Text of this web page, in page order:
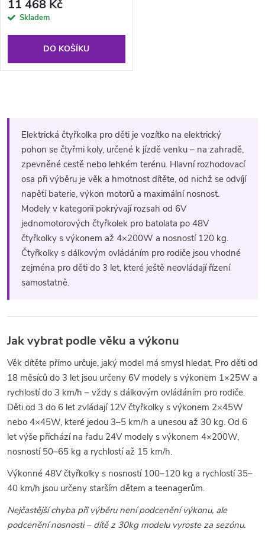
11 468 Kč
Skladem
DO KOŠÍKU
p
r
v
k
y
v
ý
p
i
s
u
Elektrická čtyřkolka pro děti je vozítko na elektrický
pohon se čtyřmi koly, určené k jízdě venku – na zahradě,
zpevněné cestě nebo lehkém terénu. Hlavní rozhodovací
osa při výběru je věk a hmotnost dítěte, od nichž se odvíjí
napětí baterie, výkon motorů a maximální nosnost.
Modely v kategorii pokrývají rozsah od 6V
jednomotorových čtyřkolek pro batolata po 48V
čtyřkolky s výkonem až 4×200W a nosností 120 kg.
Čtyřkolky s dálkovým ovládáním pro rodiče jsou vhodné
zejména pro děti do 3 let, které ještě neovládají řízení
samostatně.
Jak vybrat podle věku a výkonu
Věk dítěte přímo určuje, jaký model má smysl hledat. Pro děti od
18 měsíců do 3 let jsou určeny 6V modely s výkonem 1×25W a
rychlostí do 3 km/h – vždy s dálkovým ovládáním pro rodiče.
Děti od 3 do 6 let zvládají 12V čtyřkolky s výkonem 2×45W
nebo 4×45W, které jedou 3–5 km/h a unesou až 30 kg. Od 6
let výše přichází na řadu 24V modely s výkonem 4×200W,
nosností 50–65 kg a rychlostí až 15 km/h.
Výkonné 48V čtyřkolky s nosností 100–120 kg a rychlostí 35–
40 km/h jsou určeny starším dětem a teenagerům.
Nejčastější chyba při výběru není podcenění výkonu, ale
podcenění nosnosti – dítě z 30kg modelu vyroste za sezónu.